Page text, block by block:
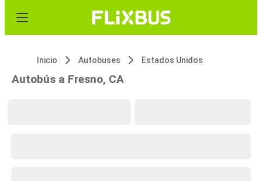
Inicio Autobuses Estados Unidos
Autobús a Fresno, CA